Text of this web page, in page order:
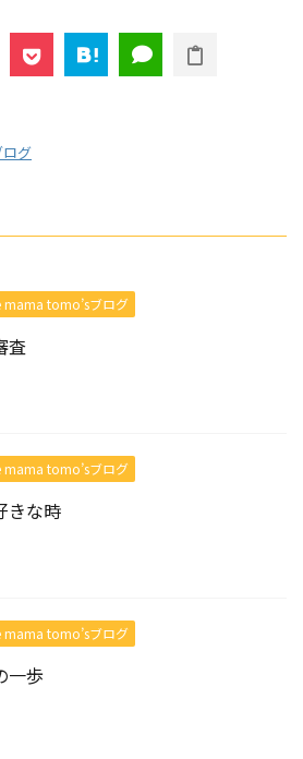
グ
mama tomo’sブログ
査
mama tomo’sブログ
きな時
mama tomo’sブログ
一歩